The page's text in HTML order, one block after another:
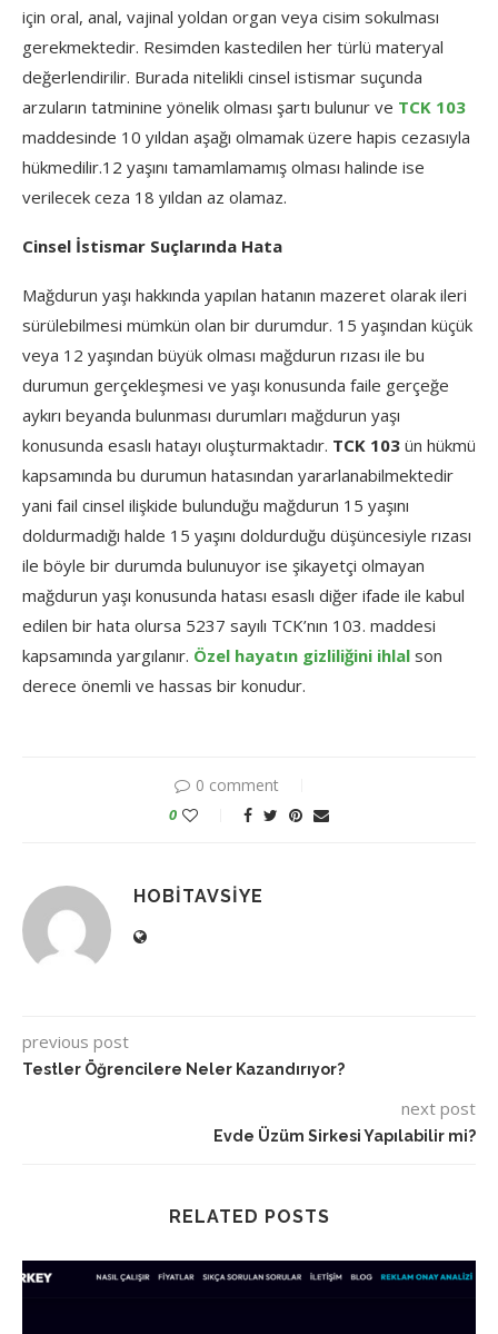
için oral, anal, vajinal yoldan organ veya cisim sokulması
gerekmektedir. Resimden kastedilen her türlü materyal
değerlendirilir. Burada nitelikli cinsel istismar suçunda
arzuların tatminine yönelik olması şartı bulunur ve TCK 103
maddesinde 10 yıldan aşağı olmamak üzere hapis cezasıyla
hükmedilir.12 yaşını tamamlamamış olması halinde ise
verilecek ceza 18 yıldan az olamaz.
Cinsel İstismar Suçlarında Hata
Mağdurun yaşı hakkında yapılan hatanın mazeret olarak ileri
sürülebilmesi mümkün olan bir durumdur. 15 yaşından küçük
veya 12 yaşından büyük olması mağdurun rızası ile bu
durumun gerçekleşmesi ve yaşı konusunda faile gerçeğe
aykırı beyanda bulunması durumları mağdurun yaşı
konusunda esaslı hatayı oluşturmaktadır. TCK 103 ün hükmü
kapsamında bu durumun hatasından yararlanabilmektedir
yani fail cinsel ilişkide bulunduğu mağdurun 15 yaşını
doldurmadığı halde 15 yaşını doldurduğu düşüncesiyle rızası
ile böyle bir durumda bulunuyor ise şikayetçi olmayan
mağdurun yaşı konusunda hatası esaslı diğer ifade ile kabul
edilen bir hata olursa 5237 sayılı TCK’nın 103. maddesi
kapsamında yargılanır. Özel hayatın gizliliğini ihlal son
derece önemli ve hassas bir konudur.
0 comment
0
HOBITAVSIYE
previous post
Testler Öğrencilere Neler Kazandırıyor?
next post
Evde Üzüm Sirkesi Yapılabilir mi?
RELATED POSTS